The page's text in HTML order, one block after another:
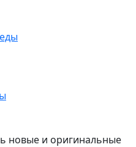
новые и оригинальные